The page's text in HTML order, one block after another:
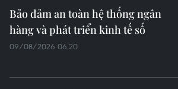
Bảo đảm an toàn hệ thống ngân
hàng và phát triển kinh tế số
09/08/2026 06:20